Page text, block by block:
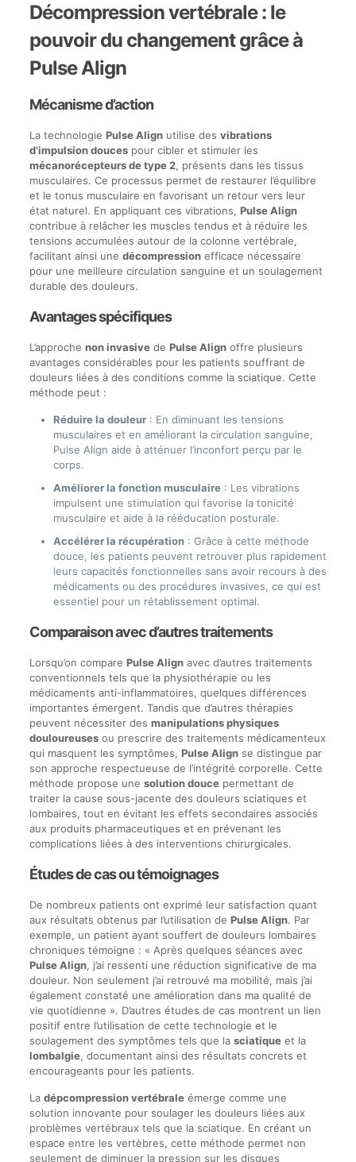
Décompression vertébrale : le
pouvoir du changement grâce à
Pulse Align
Mécanisme d’action
La technologie Pulse Alignutilise des vibrations
d’impulsion doucespour cibler et stimuler les
mécanorécepteurs de type 2, présents dans les tissus
musculaires. Ce processus permet de restaurer l’équilibre
et le tonus musculaire en favorisant un retour vers leur
état naturel. En appliquant ces vibrations, Pulse Align
contribue à relâcher les muscles tendus et à réduire les
tensions accumulées autour de la colonne vertébrale,
facilitant ainsi une décompressionefficace nécessaire
pour une meilleure circulation sanguine et un soulagement
durable des douleurs.
Avantages spécifiques
L’approche non invasivede Pulse Alignoffre plusieurs
avantages considérables pour les patients souffrant de
douleurs liées à des conditions comme la sciatique. Cette
méthode peut :
Réduire la douleur: En diminuant les tensions
musculaires et en améliorant la circulation sanguine,
Pulse Align aide à atténuer l’inconfort perçu par le
corps.
Améliorer la fonction musculaire: Les vibrations
impulsent une stimulation qui favorise la tonicité
musculaire et aide à la rééducation posturale.
Accélérer la récupération: Grâce à cette méthode
douce, les patients peuvent retrouver plus rapidement
leurs capacités fonctionnelles sans avoir recours à des
médicaments ou des procédures invasives, ce qui est
essentiel pour un rétablissement optimal.
Comparaison avec d’autres traitements
Lorsqu’on compare Pulse Alignavec d’autres traitements
conventionnels tels que la physiothérapie ou les
médicaments anti-inflammatoires, quelques différences
importantes émergent. Tandis que d’autres thérapies
peuvent nécessiter des manipulations physiques
douloureusesou prescrire des traitements médicamenteux
qui masquent les symptômes, Pulse Alignse distingue par
son approche respectueuse de l’intégrité corporelle. Cette
méthode propose une solution doucepermettant de
traiter la cause sous-jacente des douleurs sciatiques et
lombaires, tout en évitant les effets secondaires associés
aux produits pharmaceutiques et en prévenant les
complications liées à des interventions chirurgicales.
Études de cas ou témoignages
De nombreux patients ont exprimé leur satisfaction quant
aux résultats obtenus par l’utilisation de Pulse Align. Par
exemple, un patient ayant souffert de douleurs lombaires
chroniques témoigne : « Après quelques séances avec
Pulse Align, j’ai ressenti une réduction significative de ma
douleur. Non seulement j’ai retrouvé ma mobilité, mais j’ai
également constaté une amélioration dans ma qualité de
vie quotidienne ». D’autres études de cas montrent un lien
positif entre l’utilisation de cette technologie et le
soulagement des symptômes tels que la sciatiqueet la
lombalgie, documentant ainsi des résultats concrets et
encourageants pour les patients.
La dépcompression vertébraleémerge comme une
solution innovante pour soulager les douleurs liées aux
problèmes vertébraux tels que la sciatique. En créant un
espace entre les vertèbres, cette méthode permet non
seulement de diminuer la pression sur les disques